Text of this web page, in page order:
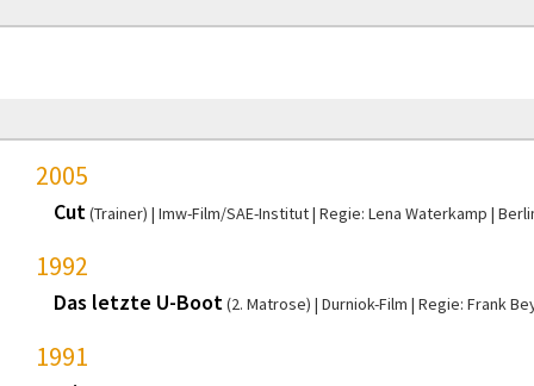
2005
Cut(Trainer) Imw-Film/SAE-Institut Regie: Lena Waterkamp
1992
Das letzte U-Boot(2. Matrose) Durniok-Film Regie: Frank
1991